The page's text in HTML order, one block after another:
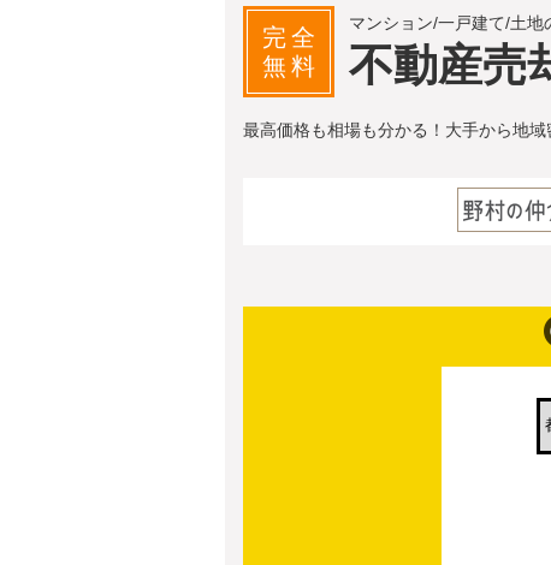
完全
無料
マンション/一戸建て/土地
不動産売
最高価格も相場も分かる！大手から地域